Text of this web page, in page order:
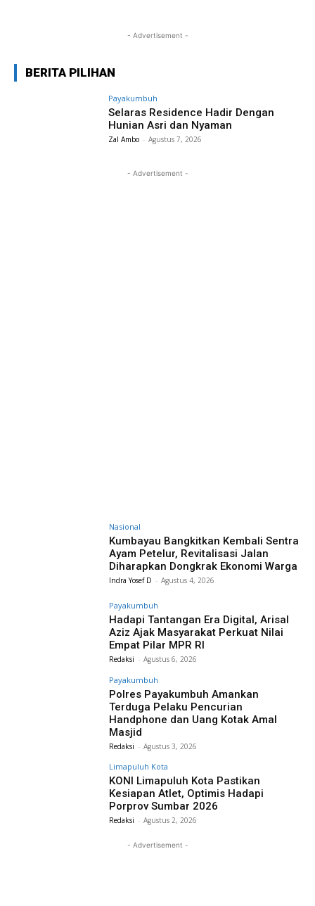
- Advertisement -
BERITA PILIHAN
Payakumbuh
Selaras Residence Hadir Dengan
Hunian Asri dan Nyaman
Zal Ambo - Agustus 7, 2026
- Advertisement -
Nasional
Kumbayau Bangkitkan Kembali Sentra
Ayam Petelur, Revitalisasi Jalan
Diharapkan Dongkrak Ekonomi Warga
Indra Yosef D - Agustus 4, 2026
Payakumbuh
Hadapi Tantangan Era Digital, Arisal
Aziz Ajak Masyarakat Perkuat Nilai
Empat Pilar MPR RI
Redaksi - Agustus 6, 2026
Payakumbuh
Polres Payakumbuh Amankan
Terduga Pelaku Pencurian
Handphone dan Uang Kotak Amal
Masjid
Redaksi - Agustus 3, 2026
Limapuluh Kota
KONI Limapuluh Kota Pastikan
Kesiapan Atlet, Optimis Hadapi
Porprov Sumbar 2026
Redaksi - Agustus 2, 2026
- Advertisement -